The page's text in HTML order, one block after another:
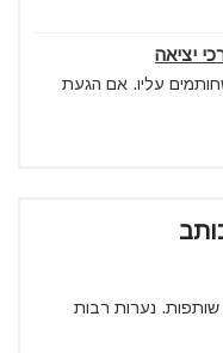
יציאה
עליו. אם הגעת
נערות רבות